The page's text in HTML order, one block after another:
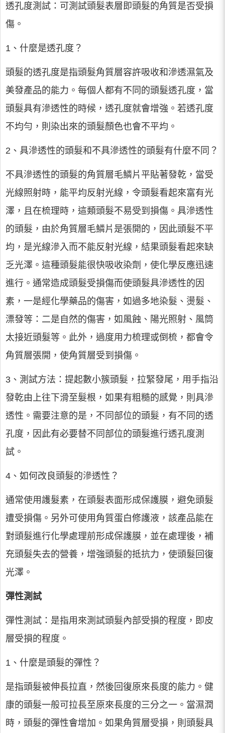
透孔度測試：可測試頭髮表層即頭髮的角質是否受損
傷。
1、什麼是透孔度？
頭髮的透孔度是指頭髮角質層容許吸收和滲透濕氣及
美發產品的能力。每個人都有不同的頭髮透孔度，當
頭髮具有滲透性的時候，透孔度就會增強。若透孔度
不均勻，則染出來的頭髮顏色也會不平均。
2、具滲透性的頭髮和不具滲透性的頭髮有什麼不同？
不具滲透性的頭髮的角質層毛鱗片平貼著發乾，當受
光線照射時，能平均反射光線，令頭髮看起來富有光
澤，且在梳理時，這類頭髮不易受到損傷。具滲透性
的頭髮，由於角質層毛鱗片是張開的，因此頭髮不平
均，是光線滲入而不能反射光線，結果頭髮看起來缺
乏光澤。這種頭髮能很快吸收染劑，使化學反應迅速
進行。通常造成頭髮受損傷而使頭髮具滲透性的因
素，一是經化學藥品的傷害，如過多地染髮、燙髮、
漂發等：二是自然的傷害，如風蝕、陽光照射、風筒
太接近頭髮等。此外，過度用力梳理或倒梳，都會令
角質層張開，使角質層受到損傷。
3、測試方法：提起數小簇頭髮，拉緊發尾，用手指沿
發乾由上往下滑至髮根，如果有粗糙的感覺，則具滲
透性。需要注意的是，不同部位的頭髮，有不同的透
孔度，因此有必要替不同部位的頭髮進行透孔度測
試。
4、如何改良頭髮的滲透性？
通常使用護髮素，在頭髮表面形成保護膜，避免頭髮
遭受損傷。另外可使用角質蛋白修護液，該產品能在
對頭髮進行化學處理前形成保護膜，並在處理後，補
充頭髮失去的營養，增強頭髮的抵抗力，使頭髮回復
光澤。
彈性測試
彈性測試：是指用來測試頭髮內部受損的程度，即皮
層受損的程度。
1、什麼是頭髮的彈性？
是指頭髮被伸長拉直，然後回復原來長度的能力。健
康的頭髮一般可拉長至原來長度的三分之一。當濕潤
時，頭髮的彈性會增加。如果角質層受損，則頭髮具